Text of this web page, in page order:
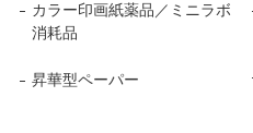
カラー印画紙薬品／ミニラボ
消耗品
昇華型ペーパー